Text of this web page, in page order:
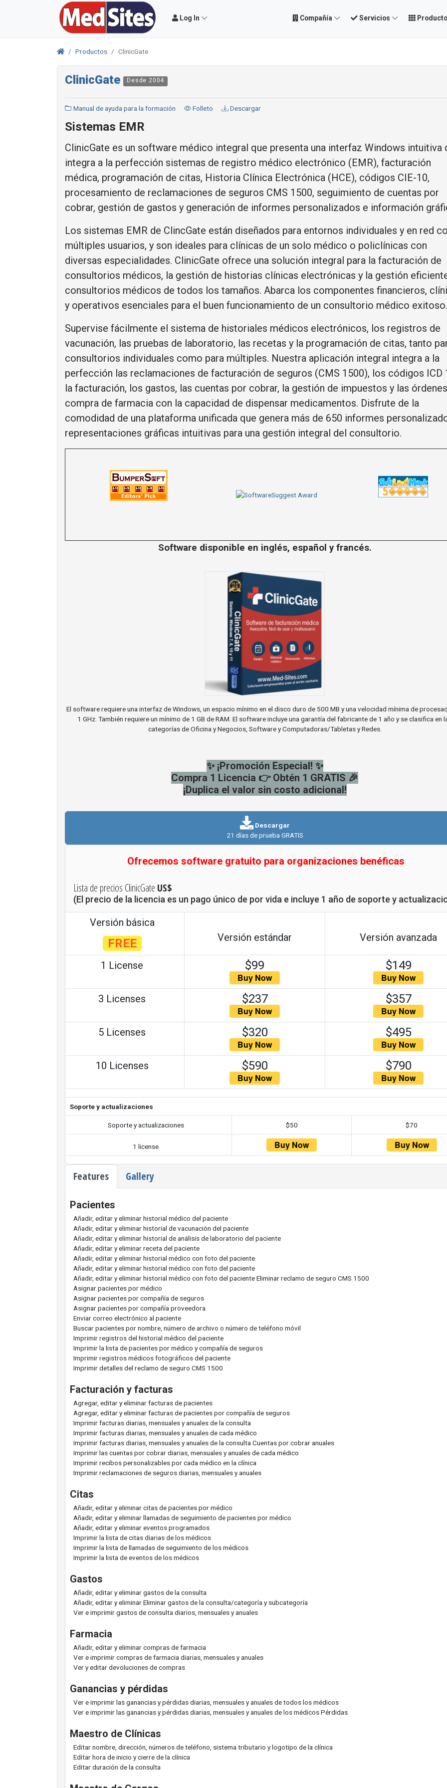
Log In Compañía Servicios
Productos ClinicGate
ClinicGate Desde 2004
Manual de ayuda para la formación Folleto Descargar
Sistemas EMR
ClinicGate es un software médico integral que presenta una interfaz Windows intuitiva
integra a la perfección sistemas de registro médico electrónico (EMR), facturación
médica, programación de citas, Historia Clínica Electrónica (HCE), códigos CIE-10,
procesamiento de reclamaciones de seguros CMS 1500, seguimiento de cuentas por
cobrar, gestión de gastos y generación de informes personalizados e información
Los sistemas EMR de ClincGate están diseñados para entornos individuales y en red
múltiples usuarios, y son ideales para clínicas de un solo médico o policlínicas con
diversas especialidades. ClinicGate ofrece una solución integral para la facturación de
consultorios médicos, la gestión de historias clínicas electrónicas y la gestión
consultorios médicos de todos los tamaños. Abarca los componentes financieros,
y operativos esenciales para el buen funcionamiento de un consultorio médico exitoso.
Supervise fácilmente el sistema de historiales médicos electrónicos, los registros de
vacunación, las pruebas de laboratorio, las recetas y la programación de citas, tanto
consultorios individuales como para múltiples. Nuestra aplicación integral integra a la
perfección las reclamaciones de facturación de seguros (CMS 1500), los códigos ICD
la facturación, los gastos, las cuentas por cobrar, la gestión de impuestos y las
compra de farmacia con la capacidad de dispensar medicamentos. Disfrute de la
comodidad de una plataforma unificada que genera más de 650 informes
representaciones gráficas intuitivas para una gestión integral del consultorio.
Software disponible en inglés, español y francés.
El software requiere una interfaz de Windows, un espacio mínimo en el disco duro de 500 MB y una velocidad mínima de
1 GHz. También requiere un mínimo de 1 GB de RAM. El software incluye una garantía del fabricante de 1 año y se clasifica en
categorías de Oficina y Negocios, Software y Computadoras/Tabletas y Redes.
✨ ¡Promoción Especial! ✨
Compra 1 Licencia 👉 Obtén 1 GRATIS 🎉
¡Duplica el valor sin costo adicional!
Descargar
21 días de prueba GRATIS
Ofrecemos software gratuito para organizaciones benéficas
Lista de precios ClinicGate US$
(El precio de la licencia es un pago único de por vida e incluye 1 año de soporte y
Versión básica
FREE Versión estándar Versión avanzada
1 License $99 $149
3 Licenses $237 $357
5 Licenses $320 $495
10 Licenses $590 $790
Soporte y actualizaciones
Soporte y actualizaciones $50 $70
1 license
Features Gallery
Pacientes
Añadir, editar y eliminar historial médico del paciente
Añadir, editar y eliminar historial de vacunación del paciente
Añadir, editar y eliminar historial de análisis de laboratorio del paciente
Añadir, editar y eliminar receta del paciente
Añadir, editar y eliminar historial médico con foto del paciente
Añadir, editar y eliminar historial médico con foto del paciente
Añadir, editar y eliminar historial médico con foto del paciente Eliminar reclamo de seguro CMS 1500
Asignar pacientes por médico
Asignar pacientes por compañía de seguros
Asignar pacientes por compañía proveedora
Enviar correo electrónico al paciente
Buscar pacientes por nombre, número de archivo o número de teléfono móvil
Imprimir registros del historial médico del paciente
Imprimir la lista de pacientes por médico y compañía de seguros
Imprimir registros médicos fotográficos del paciente
Imprimir detalles del reclamo de seguro CMS 1500
Facturación y facturas
Agregar, editar y eliminar facturas de pacientes
Agregar, editar y eliminar facturas de pacientes por compañía de seguros
Imprimir facturas diarias, mensuales y anuales de la consulta
Imprimir facturas diarias, mensuales y anuales de cada médico
Imprimir facturas diarias, mensuales y anuales de la consulta Cuentas por cobrar anuales
Imprimir las cuentas por cobrar diarias, mensuales y anuales de cada médico
Imprimir recibos personalizables por cada médico en la clínica
Imprimir reclamaciones de seguros diarias, mensuales y anuales
Citas
Añadir, editar y eliminar citas de pacientes por médico
Añadir, editar y eliminar llamadas de seguimiento de pacientes por médico
Añadir, editar y eliminar eventos programados
Imprimir la lista de citas diarias de los médicos
Imprimir la lista de llamadas de seguimiento de los médicos
Imprimir la lista de eventos de los médicos
Gastos
Añadir, editar y eliminar gastos de la consulta
Añadir, editar y eliminar Eliminar gastos de la consulta/categoría y subcategoría
Ver e imprimir gastos de consulta diarios, mensuales y anuales
Farmacia
Añadir, editar y eliminar compras de farmacia
Ver e imprimir compras de farmacia diarias, mensuales y anuales
Ver y editar devoluciones de compras
Ganancias y pérdidas
Ver e imprimir las ganancias y pérdidas diarias, mensuales y anuales de todos los médicos
Ver e imprimir las ganancias y pérdidas diarias, mensuales y anuales de los médicos Pérdidas
Maestro de Clínicas
Editar nombre, dirección, números de teléfono, sistema tributario y logotipo de la clínica
Editar hora de inicio y cierre de la clínica
Editar duración de la consulta